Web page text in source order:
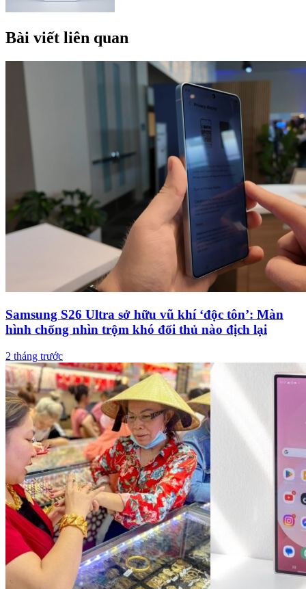
Bài viết liên quan
Samsung S26 Ultra sở hữu vũ khí ‘độc tôn’: Màn
hình chống nhìn trộm khó đối thủ nào địch lại
2 tháng trước